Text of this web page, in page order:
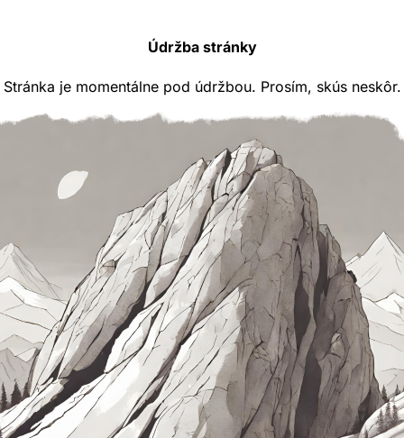
Údržba stránky
Stránka je momentálne pod údržbou. Prosím, skús neskôr.